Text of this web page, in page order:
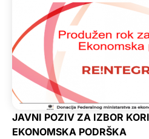
JAVNI POZIV ZA IZBOR
EKONOMSKA PODRŠKA